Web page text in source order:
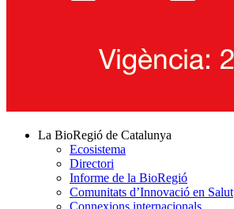
La BioRegió de Catalunya
Ecosistema
Directori
Informe de la BioRegió
Comunitats d’Innovació en Salut
Connexions internacionals